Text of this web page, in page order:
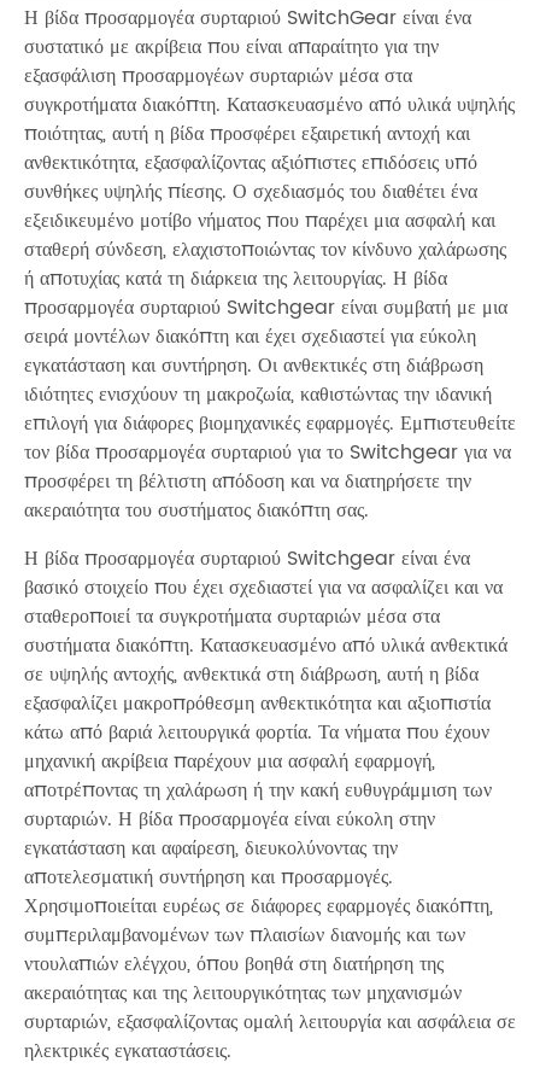
Η βίδα προσαρμογέα συρταριού SwitchGear είναι ένα
συστατικό με ακρίβεια που είναι απαραίτητο για την
εξασφάλιση προσαρμογέων συρταριών μέσα στα
συγκροτήματα διακόπτη. Κατασκευασμένο από υλικά υψηλής
ποιότητας, αυτή η βίδα προσφέρει εξαιρετική αντοχή και
ανθεκτικότητα, εξασφαλίζοντας αξιόπιστες επιδόσεις υπό
συνθήκες υψηλής πίεσης. Ο σχεδιασμός του διαθέτει ένα
εξειδικευμένο μοτίβο νήματος που παρέχει μια ασφαλή και
σταθερή σύνδεση, ελαχιστοποιώντας τον κίνδυνο χαλάρωσης
ή αποτυχίας κατά τη διάρκεια της λειτουργίας. Η βίδα
προσαρμογέα συρταριού Switchgear είναι συμβατή με μια
σειρά μοντέλων διακόπτη και έχει σχεδιαστεί για εύκολη
εγκατάσταση και συντήρηση. Οι ανθεκτικές στη διάβρωση
ιδιότητες ενισχύουν τη μακροζωία, καθιστώντας την ιδανική
επιλογή για διάφορες βιομηχανικές εφαρμογές. Εμπιστευθείτε
τον βίδα προσαρμογέα συρταριού για το Switchgear για να
προσφέρει τη βέλτιστη απόδοση και να διατηρήσετε την
ακεραιότητα του συστήματος διακόπτη σας.
Η βίδα προσαρμογέα συρταριού Switchgear είναι ένα
βασικό στοιχείο που έχει σχεδιαστεί για να ασφαλίζει και να
σταθεροποιεί τα συγκροτήματα συρταριών μέσα στα
συστήματα διακόπτη. Κατασκευασμένο από υλικά ανθεκτικά
σε υψηλής αντοχής, ανθεκτικά στη διάβρωση, αυτή η βίδα
εξασφαλίζει μακροπρόθεσμη ανθεκτικότητα και αξιοπιστία
κάτω από βαριά λειτουργικά φορτία. Τα νήματα που έχουν
μηχανική ακρίβεια παρέχουν μια ασφαλή εφαρμογή,
αποτρέποντας τη χαλάρωση ή την κακή ευθυγράμμιση των
συρταριών. Η βίδα προσαρμογέα είναι εύκολη στην
εγκατάσταση και αφαίρεση, διευκολύνοντας την
αποτελεσματική συντήρηση και προσαρμογές.
Χρησιμοποιείται ευρέως σε διάφορες εφαρμογές διακόπτη,
συμπεριλαμβανομένων των πλαισίων διανομής και των
ντουλαπιών ελέγχου, όπου βοηθά στη διατήρηση της
ακεραιότητας και της λειτουργικότητας των μηχανισμών
συρταριών, εξασφαλίζοντας ομαλή λειτουργία και ασφάλεια σε
ηλεκτρικές εγκαταστάσεις.